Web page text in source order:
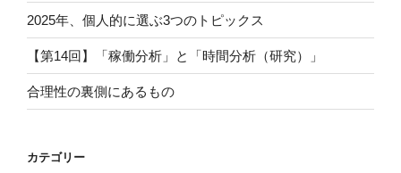
2025年、個人的に選ぶ3つのトピックス
【第14回】「稼働分析」と「時間分析（研究）」
合理性の裏側にあるもの
カテゴリー